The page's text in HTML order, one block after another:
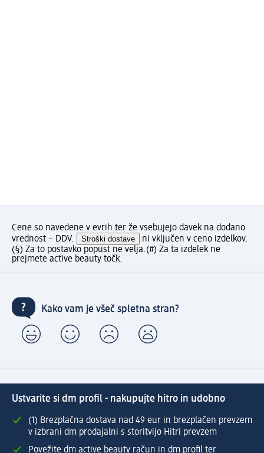
Cene so navedene v evrih ter že vsebujejo davek na dodano
vrednost – DDV.
Stroški dostave
ni vključen v ceno izdelkov.
(§) Za to postavko popust ne velja.(#) Za ta izdelek ne
prejmete active beauty točk.
Kako vam je všeč spletna stran?
Ustvarite si dm profil - nakupujte hitro in udobno
(1) Brezplačna dostava nad 49 eur in brezplačen prevzem
v izbrani dm prodajalni s storitvijo Hitri prevzem
Povežite dm active beauty račun in dm profil ter